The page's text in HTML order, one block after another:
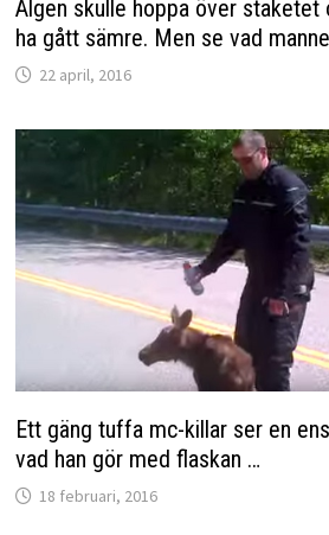
Älgen skulle hoppa över staketet
ha gått sämre. Men se vad
22 april, 2016
Ett gäng tuffa mc-killar ser en
vad han gör med flaskan …
18 februari, 2016